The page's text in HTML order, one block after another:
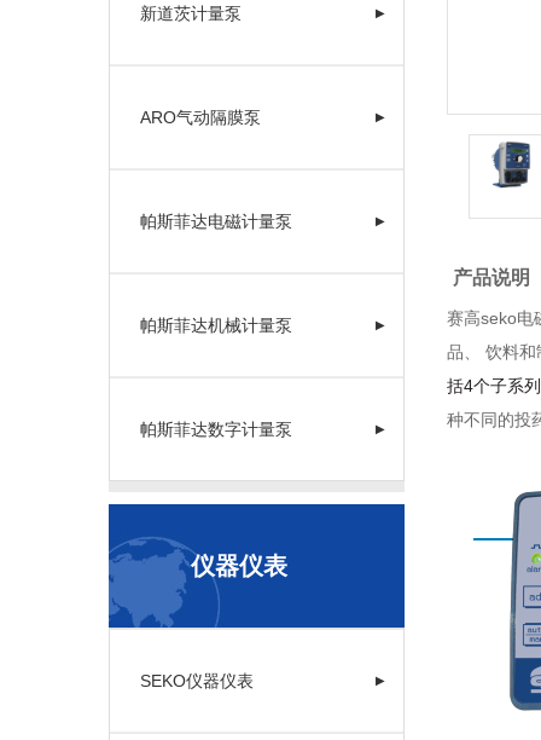
新道茨计量泵 ▶
ARO气动隔膜泵 ▶
帕斯菲达电磁计量泵 ▶
帕斯菲达机械计量泵 ▶
帕斯菲达数字计量泵 ▶
仪器仪表
SEKO仪器仪表 ▶
产品说明
赛高seko电
品、 饮料和
括4个子系
种不同的投